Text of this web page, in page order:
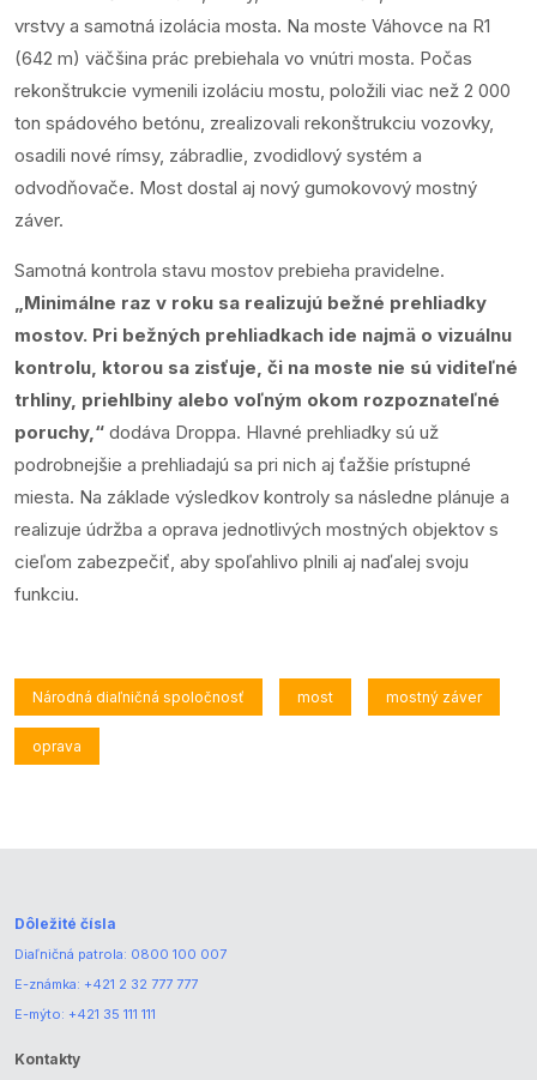
vrstvy a samotná izolácia mosta. Na moste Váhovce na R1
(642 m) väčšina prác prebiehala vo vnútri mosta. Počas
rekonštrukcie vymenili izoláciu mostu, položili viac než 2 000
ton spádového betónu, zrealizovali rekonštrukciu vozovky,
osadili nové rímsy, zábradlie, zvodidlový systém a
odvodňovače. Most dostal aj nový gumokovový mostný
záver.
Samotná kontrola stavu mostov prebieha pravidelne.
„Minimálne raz v roku sa realizujú bežné prehliadky
mostov. Pri bežných prehliadkach ide najmä o vizuálnu
kontrolu, ktorou sa zisťuje, či na moste nie sú viditeľné
trhliny, priehlbiny alebo voľným okom rozpoznateľné
poruchy,“ dodáva Droppa. Hlavné prehliadky sú už
podrobnejšie a prehliadajú sa pri nich aj ťažšie prístupné
miesta. Na základe výsledkov kontroly sa následne plánuje a
realizuje údržba a oprava jednotlivých mostných objektov s
cieľom zabezpečiť, aby spoľahlivo plnili aj naďalej svoju
funkciu.
Národná diaľničná spoločnosť most mostný záver
oprava
Dôležité čísla
Diaľničná patrola: 0800 100 007
E-známka: +421 2 32 777 777
E-mýto: +421 35 111 111
Kontakty